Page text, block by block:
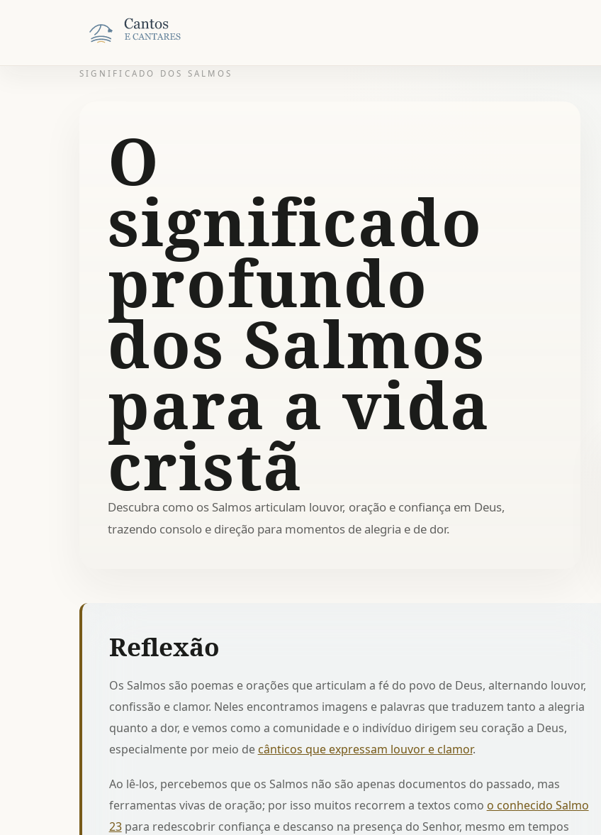
SIGNIFICADO DOS SALMOS
O
significado
profundo
dos Salmos
para a vida
cristã
Descubra como os Salmos articulam louvor, oração e confiança em Deus,
trazendo consolo e direção para momentos de alegria e de dor.
Reflexão
Os Salmos são poemas e orações que articulam a fé do povo de Deus, alternando louvor,
confissão e clamor. Neles encontramos imagens e palavras que traduzem tanto a alegria
quanto a dor, e vemos como a comunidade e o indivíduo dirigem seu coração a Deus,
especialmente por meio de cânticos que expressam louvor e clamor.
Ao lê-los, percebemos que os Salmos não são apenas documentos do passado, mas
ferramentas vivas de oração; por isso muitos recorrem a textos como o conhecido Salmo
23para redescobrir confiança e descanso na presença do Senhor, mesmo em tempos